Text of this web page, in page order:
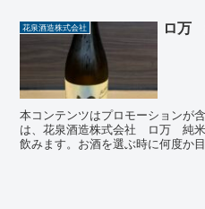
花泉酒造株式会社 ロ万
本コンテンツはプロモーションが
は、花泉酒造株式会社 ロ万 純米
飲みます。お酒を選ぶ時に何度か